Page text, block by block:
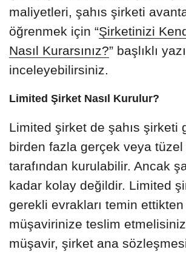
maliyetleri, şahıs şirketi
öğrenmek için “Şirketinizi
Nasıl Kurarsınız?” başlıklı
inceleyebilirsiniz.
Limited Şirket Nasıl Kurulur?
Limited şirket de şahıs şirketi
birden fazla gerçek veya tüzel
tarafından kurulabilir. Ancak
kadar kolay değildir. Limited
gerekli evrakları temin
müşavirinize teslim
müşavir, şirket ana